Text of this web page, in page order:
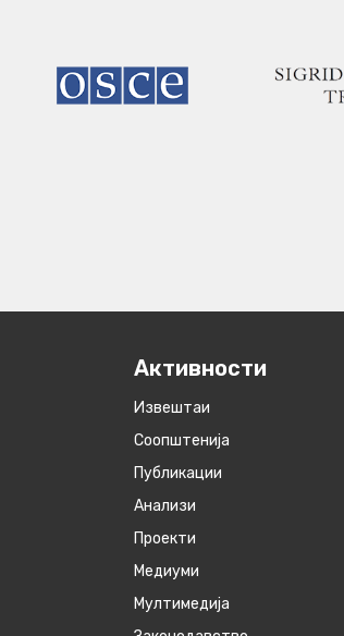
Активности
Извештаи
Соопштенија
Публикации
Анализи
Проекти
Медиуми
Мултимедија